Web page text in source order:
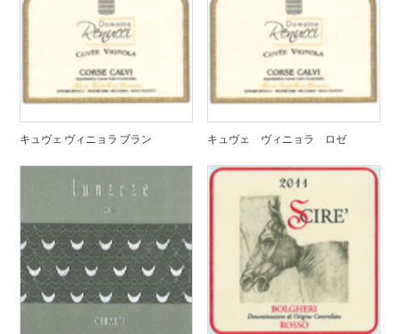
キュヴェ ヴィニョラ ブラン キュヴェ ヴィニョラ ロゼ